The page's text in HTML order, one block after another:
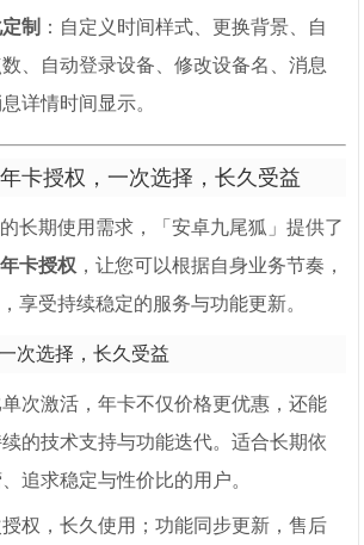
制 ：自定义时间样式、更换背景、自
、自动登录设备、修改设备名、消息
详情时间显示。
卡授权，一次选择，长久受益
长期使用需求，「安卓九尾狐」提供了
年卡授权 ，让您可以根据自身业务节奏，
享受持续稳定的服务与功能更新。
次选择，长久受益
单次激活，年卡不仅价格更优惠，还能
的技术支持与功能迭代。适合长期依
追求稳定与性价比的用户。
授权，长久使用；功能同步更新，售后